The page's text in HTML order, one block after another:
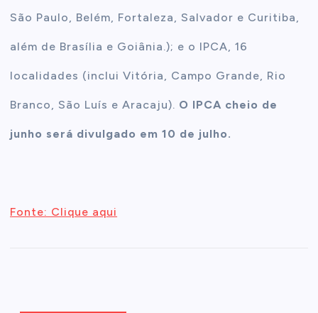
São Paulo, Belém, Fortaleza, Salvador e Curitiba,
além de Brasília e Goiânia.); e o IPCA, 16
localidades (inclui Vitória, Campo Grande, Rio
Branco, São Luís e Aracaju). O IPCA cheio de
junho será divulgado em 10 de julho.
Fonte: Clique aqui